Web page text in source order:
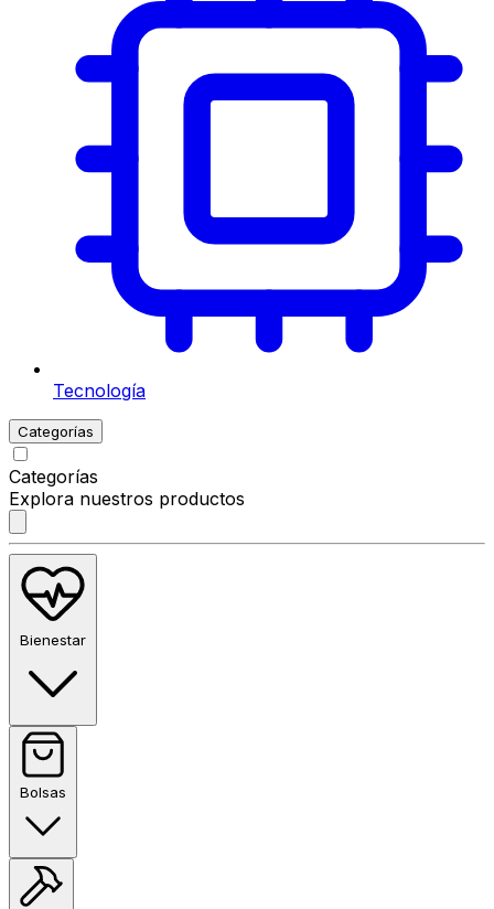
Tecnología
Categorías
Categorías
Explora nuestros productos
Bienestar
Bolsas